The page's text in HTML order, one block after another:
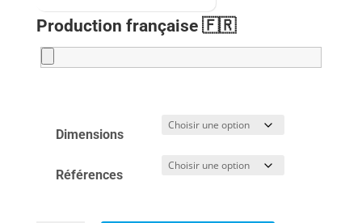
Production française 🇫🇷
Dimensions
Références